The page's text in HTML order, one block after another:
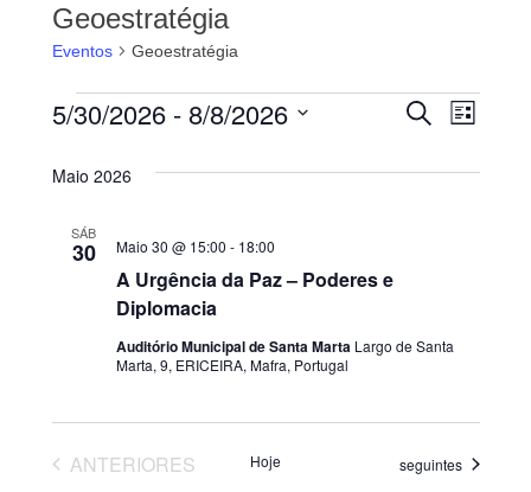
Geoestratégia
Eventos Geoestratégia
Eventos
de
Eventos
PESQUISAR
LISTA
5/30/2026 - 8/8/2026
a
Maio 2026
SÁB
30
A Urgência da Paz – Poderes e
Diplomacia
Maio 30 @ 15:00 - 18:00
Auditório Municipal de Santa Marta Largo de Santa
Marta, 9, ERICEIRA, Mafra, Portugal
EVENTOS
ANTERIORES Hoje Eventos
seguintes